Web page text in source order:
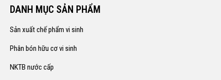
DANH MỤC SẢN PHẨM
Sản xuất chế phẩm vi sinh
Phân bón hữu cơ vi sinh
NKTB nước cấp